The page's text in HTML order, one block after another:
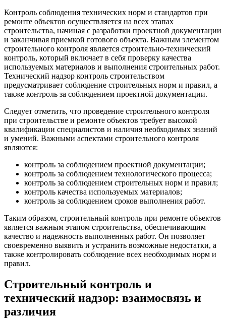
Контроль соблюдения технических норм и стандартов при
ремонте объектов осуществляется на всех этапах
строительства, начиная с разработки проектной документации
и заканчивая приемкой готового объекта. Важным элементом
строительного контроля является строительно-технический
контроль, который включает в себя проверку качества
используемых материалов и выполнения строительных работ.
Технический надзор контроль строительством
предусматривает соблюдение строительных норм и правил, а
также контроль за соблюдением проектной документации.
Следует отметить, что проведение строительного контроля
при строительстве и ремонте объектов требует высокой
квалификации специалистов и наличия необходимых знаний
и умений. Важными аспектами строительного контроля
являются:
контроль за соблюдением проектной документации;
контроль за соблюдением технологического процесса;
контроль за соблюдением строительных норм и правил;
контроль качества используемых материалов;
контроль за соблюдением сроков выполнения работ.
Таким образом, строительный контроль при ремонте объектов
является важным этапом строительства, обеспечивающим
качество и надежность выполненных работ. Он позволяет
своевременно выявить и устранить возможные недостатки, а
также контролировать соблюдение всех необходимых норм и
правил.
Строительный контроль и
технический надзор: взаимосвязь и
различия